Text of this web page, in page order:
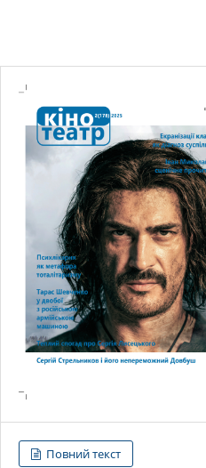
Повний текст